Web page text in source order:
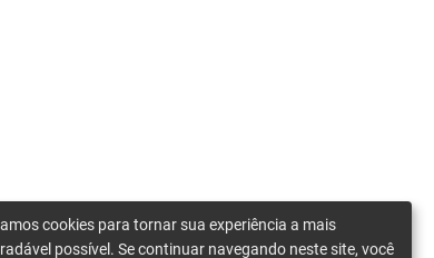
cookies para tornar sua experiência a mais
possível. Se continuar navegando neste site, você